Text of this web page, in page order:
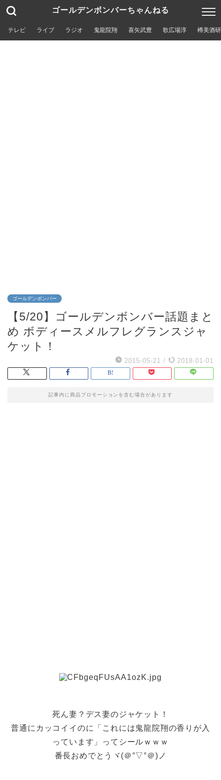
ゴールデンボンバーちゃんねる
テレビ ライブ ラジオ 鬼龍院翔 喜矢武豊 歌広場淳 樽美酒
ゴールデンボンバー
【5/20】ゴールデンボンバー話題まと
め ボディースメルフレグランスジャ
ケット！
2015-05-21 / 2018-01-01
記事内に商品プロモーションを含む場合があります
死ん妻？デス妻のジャケット！
普通にカッコイイのに「これには鬼龍院翔の香りが入
っています」ってシールｗｗｗ
番長おめでとうヾ(＠°▽°＠)ノ